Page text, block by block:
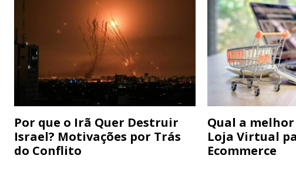
Por que o Irã Quer Destruir
Israel? Motivações por Trás
do Conflito
Qual a
Loja Virtual
Ecommerce